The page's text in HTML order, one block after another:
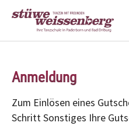
Anmeldung
Zum Einlösen eines
Schritt Sonstiges Ihre